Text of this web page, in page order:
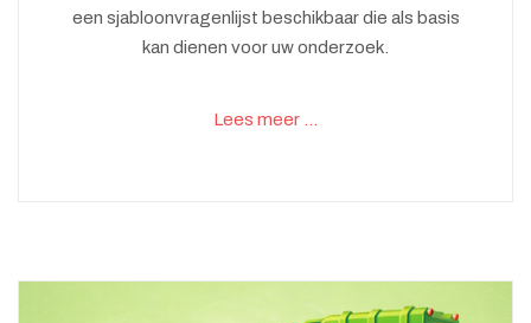
een sjabloonvragenlijst beschikbaar die als basis
kan dienen voor uw onderzoek.
Lees meer …